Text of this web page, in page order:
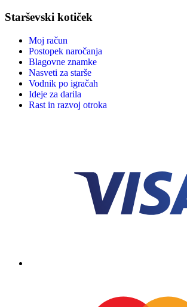
Starševski kotiček
Moj račun
Postopek naročanja
Blagovne znamke
Nasveti za starše
Vodnik po igračah
Ideje za darila
Rast in razvoj otroka